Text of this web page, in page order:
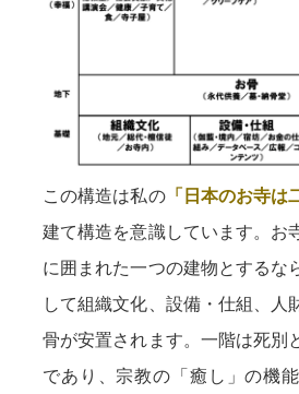
この構造は私の「日本のお寺は
建て構造を意識しています。お
に囲まれた一つの建物とするな
して組織文化、設備・仕組、人
骨が安置されます。一階は死別
であり、宗教の「癒し」の機